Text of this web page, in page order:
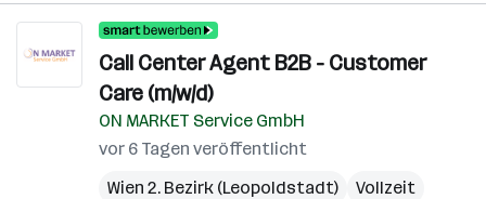
Call Center Agent B2B - Customer
Care (m/w/d)
ON MARKET Service GmbH
vor 6 Tagen veröffentlicht
Wien 2. Bezirk (Leopoldstadt)
Vollzeit